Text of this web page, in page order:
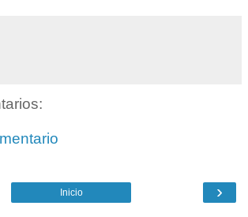
›
Inicio